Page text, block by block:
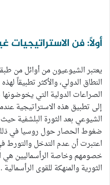
أولاً: فن الاستراتيجيات
يعتبر الشيوعيون من أوائل من
النطاق الدولي، والأكثر تطبيقاً
الصراعات الدولية التي
إلى تطبيق هذه الاستراتيجية
الشيوعي بعد الثورة البلشفية
ضغوط الحصار حول روسيا في ذلك
اعتبرت أن عدم التدخل
خصومهم وخاصة الرأسماليين هي
الثورية والمنهكة للقوى الرأسمالية .